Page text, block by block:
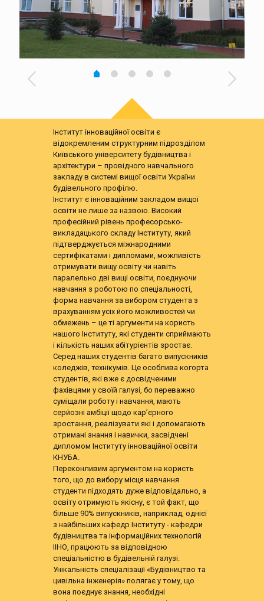
Інститут інноваційної освіти є
відокремленим структурним підрозділом
Київського університету будівництва і
архітектури – провідного навчального
закладу в системі вищої освіти України
будівельного профілю.
Інститут є інноваційним закладом вищої
освіти не лише за назвою. Високий
професійний рівень професорсько-
викладацького складу Інституту, який
підтверджується міжнародними
сертифікатами і дипломами, можливість
отримувати вищу освіту чи навіть
паралельно дві вищі освіти, поєднуючи
навчання з роботою по спеціальності,
форма навчання за вибором студента з
врахуванням усіх його можливостей чи
обмежень – це ті аргументи на користь
нашого Інституту, які студенти сприймають
і кількість наших абітурієнтів зростає.
Серед наших студентів багато випускників
коледжів, технікумів. Це особлива когорта
студентів, які вже є досвідченими
фахівцями у своїй галузі, бо переважно
суміщали роботу і навчання, мають
серйозні амбіції щодо кар’єрного
зростання, реалізувати які і допомагають
отримані знання і навички, засвідчені
дипломом Інституту інноваційної освіти
КНУБА.
Переконливим аргументом на користь
того, що до вибору місця навчання
студенти підходять дуже відповідально, а
освіту отримують якісну, є той факт, що
більше 90% випускників, наприклад, однієї
з найбільших кафедр Інституту - кафедри
будівництва та інформаційних технологій
ІІНО, працюють за відповідною
спеціальністю в будівельній галузі.
Унікальність спеціалізації «Будівництво та
цивільна інженерія» полягає у тому, що
вона поєднує знання, необхідні